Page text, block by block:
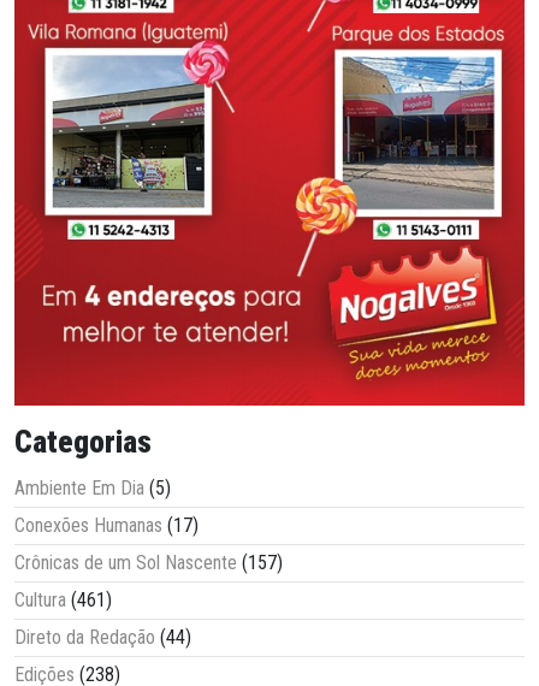
Categorias
Ambiente Em Dia (5)
Conexões Humanas (17)
Crônicas de um Sol Nascente (157)
Cultura (461)
Direto da Redação (44)
Edições (238)